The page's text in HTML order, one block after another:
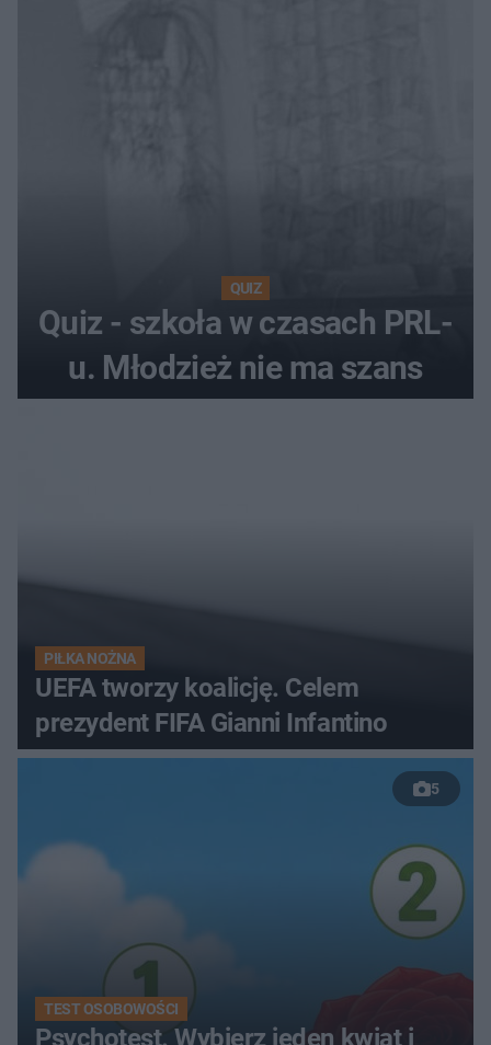
QUIZ
Quiz - szkoła w czasach PRL-
u. Młodzież nie ma szans
PIŁKA NOŻNA
UEFA tworzy koalicję. Celem
prezydent FIFA Gianni Infantino
5
TEST OSOBOWOŚCI
Psychotest. Wybierz jeden kwiat i